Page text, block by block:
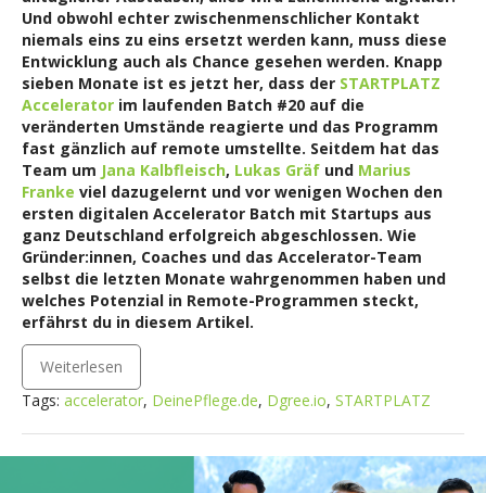
Und obwohl echter zwischenmenschlicher Kontakt
niemals eins zu eins ersetzt werden kann, muss diese
Entwicklung auch als Chance gesehen werden. Knapp
sieben Monate ist es jetzt her, dass der STARTPLATZ
Accelerator im laufenden Batch #20 auf die
veränderten Umstände reagierte und das Programm
fast gänzlich auf remote umstellte. Seitdem hat das
Team um Jana Kalbfleisch, Lukas Gräf und Marius
Franke viel dazugelernt und vor wenigen Wochen den
ersten digitalen Accelerator Batch mit Startups aus
ganz Deutschland erfolgreich abgeschlossen. Wie
Gründer:innen, Coaches und das Accelerator-Team
selbst die letzten Monate wahrgenommen haben und
welches Potenzial in Remote-Programmen steckt,
erfährst du in diesem Artikel.
Weiterlesen
Tags: accelerator, DeinePflege.de, Dgree.io, STARTPLATZ